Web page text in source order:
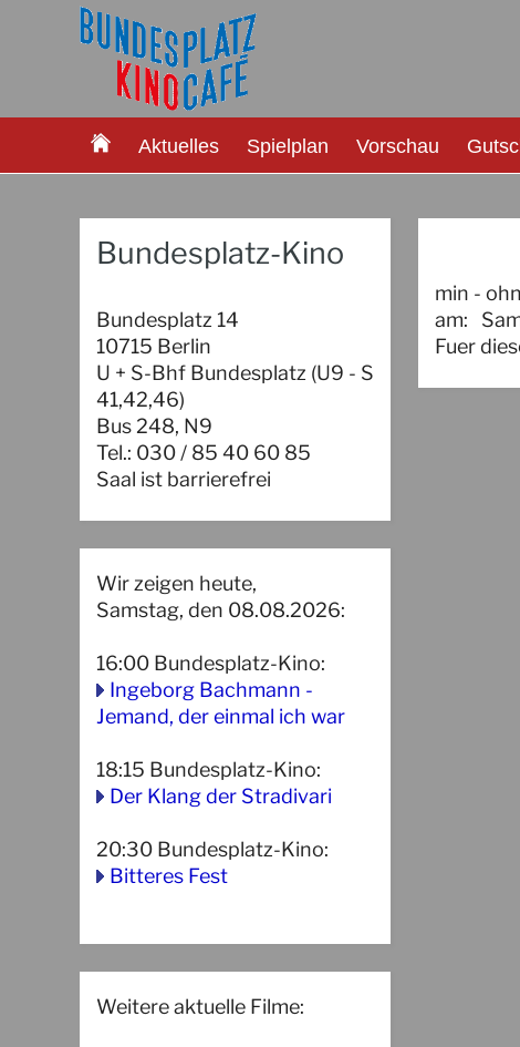
Aktuelles Spielplan Vorschau
Bundesplatz-Kino
Bundesplatz 14
10715 Berlin
U + S-Bhf Bundesplatz (U9 - S
41,42,46)
Bus 248, N9
Tel.: 030 / 85 40 60 85
Saal ist barrierefrei
Wir zeigen heute,
Samstag, den 08.08.2026:
16:00 Bundesplatz-Kino:
Ingeborg Bachmann -
Jemand, der einmal ich war
18:15 Bundesplatz-Kino:
Der Klang der Stradivari
20:30 Bundesplatz-Kino:
Bitteres Fest
Weitere aktuelle Filme:
min -
am:
Fuer